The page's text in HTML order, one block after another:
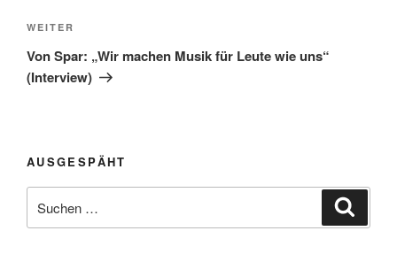
Nächster
Beitrag
WEITER
Von Spar: „Wir machen Musik für Leute wie uns“
(Interview)
AUSGESPÄHT
nach: